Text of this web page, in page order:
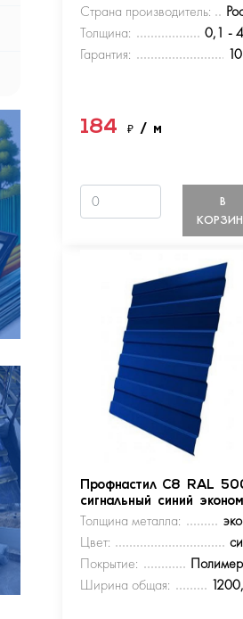
Страна производитель:
Толщина:
0,1 -
Гарантия:
184₽/ м
В
Профнастил С8 RAL
сигнальный синий эконом
Толщина металла:
Цвет:
Покрытие:
Ширина общая: